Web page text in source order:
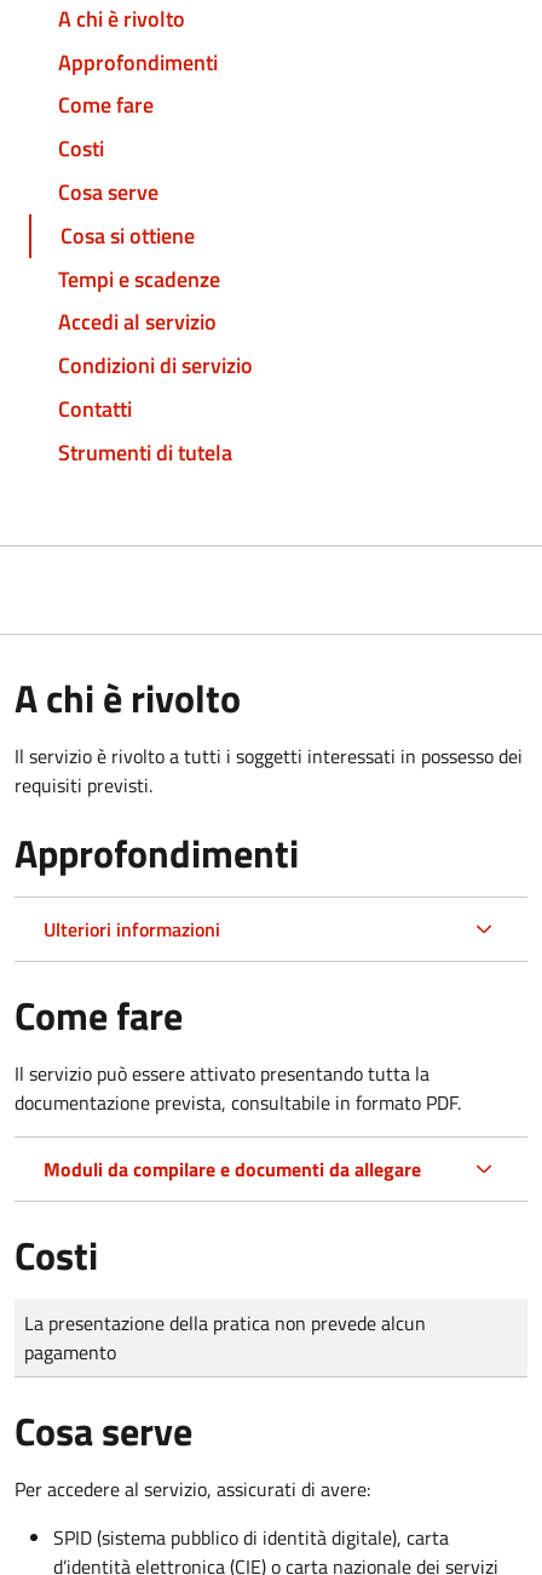
A chi è rivolto
Approfondimenti
Come fare
Costi
Cosa serve
Cosa si ottiene
Tempi e scadenze
Accedi al servizio
Condizioni di servizio
Contatti
Strumenti di tutela
A chi è rivolto
Il servizio è rivolto a tutti i soggetti interessati in possesso dei
requisiti previsti.
Approfondimenti
Ulteriori informazioni
Come fare
Il servizio può essere attivato presentando tutta la
documentazione prevista, consultabile in formato PDF.
Moduli da compilare e documenti da allegare
Costi
Tipo di pagamento
Importo
La presentazione della pratica non prevede alcun
pagamento
Cosa serve
Per accedere al servizio, assicurati di avere:
SPID (sistema pubblico di identità digitale), carta
d’identità elettronica (CIE) o carta nazionale dei servizi